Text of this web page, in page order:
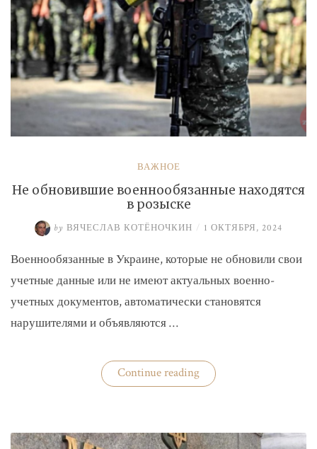
ВАЖНОЕ
Не обновившие военнообязанные находятся
в розыске
by ВЯЧЕСЛАВ КОТЁНОЧКИН / 1 ОКТЯБРЯ, 2024
Военнообязанные в Украине, которые не обновили свои
учетные данные или не имеют актуальных военно-
учетных документов, автоматически становятся
нарушителями и объявляются …
Continue reading«Не
обновившие
розыске»